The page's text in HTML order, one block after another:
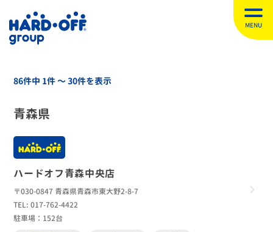
MENU
86件中 1件 〜 30件を表示
青森県
ハードオフ青森中央店
〒030-0847 青森県青森市東大野2-8-7
TEL: 017-762-4422
駐車場：152台